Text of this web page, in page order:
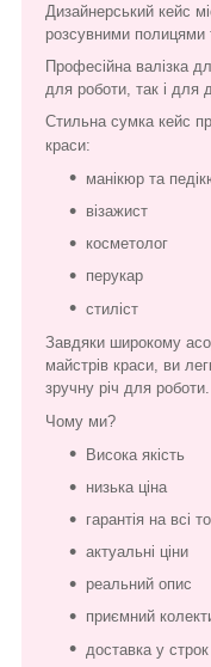
Дизайнерський кейс
розсувними полицями
Професійна валізка
для роботи, так і для
Стильна сумка кейс
краси:
манікюр та
візажист
косметолог
перукар
стиліст
Завдяки широкому
майстрів краси, ви
зручну річ для роботи.
Чому ми?
Висока якість
низька ціна
гарантія на всі
актуальні ціни
реальний опис
приємний
доставка у строк